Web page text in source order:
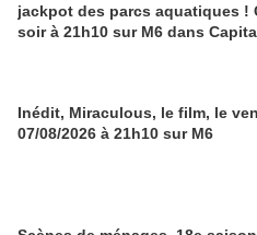
jackpot des parcs aquatiques !
soir à 21h10 sur M6 dans
Inédit, Miraculous, le film, le
07/08/2026 à 21h10 sur M6